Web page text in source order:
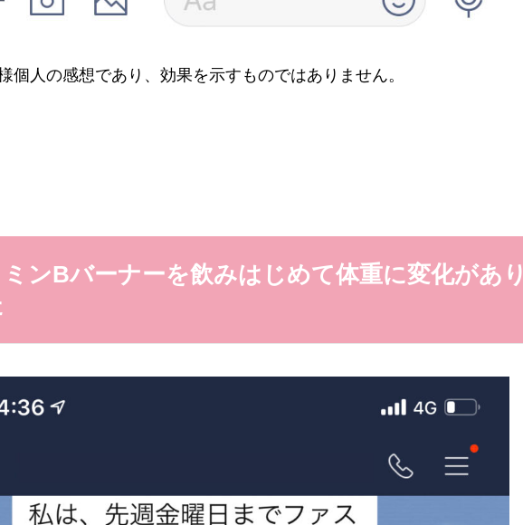
個人の感想であり、効果を示すものではありません。
ンBバーナーを飲みはじめて体重に変化があり